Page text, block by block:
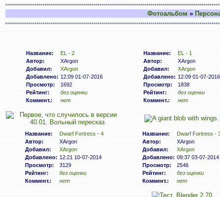
Фотоальбом »
Название:
EL - 2
Автор:
XArgon
Добавил:
XArgon
Добавлено: 12:09 01-07-2016
Просмотр:
1692
Рейтинг:
без оценки
Коммент.:
нет
Название:
EL - 1
Автор:
XArgon
Добавил:
XArgon
Добавлено: 12:09 01-07-2016
Просмотр:
1838
Рейтинг:
без оценки
Коммент.:
нет
Название:
Dwarf Fortress - 4
Автор:
XArgon
Добавил:
XArgon
Добавлено: 12:21 10-07-2014
Просмотр:
3129
Рейтинг:
без оценки
Коммент.:
нет
Название:
Dwarf Fortress -
Автор:
XArgon
Добавил:
XArgon
Добавлено: 09:37 03-07-2014
Просмотр:
2546
Рейтинг:
без оценки
Коммент.:
нет